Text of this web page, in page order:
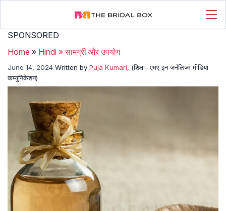
SPONSORED
Home » Hindi »सामग्री और उपयोग
June 14, 2024 Written by Puja Kumari, (शिक्षा- एमए इन जर्नलिज्म मीडिया
कम्युनिकेशन)